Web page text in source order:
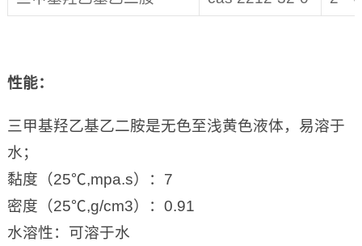
性能：
三甲基羟乙基乙二胺是无色至浅黄色液体，易溶于
水；
黏度（25℃,mpa.s）：7
密度（25℃,g/cm3）：0.91
水溶性：可溶于水